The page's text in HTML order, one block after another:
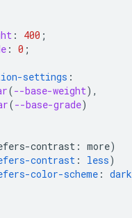
: 400 ;
: 0 ;
settings :
(--base-weight),
(--base-grade)
contrast : more)
contrast : less)
color-scheme : dark